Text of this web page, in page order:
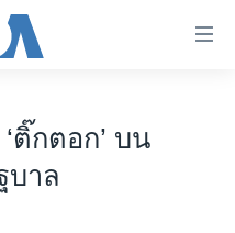
ติ๊กตอก’ บน
บาล